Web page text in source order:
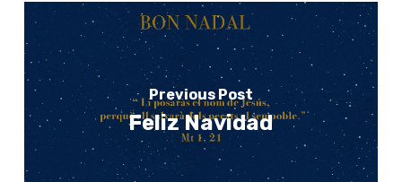
Previous Post
Feliz Navidad